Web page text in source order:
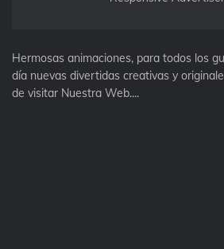
Hermosas animaciones, para todos los
día nuevas divertidas creativas y
de visitar Nuestra Web....